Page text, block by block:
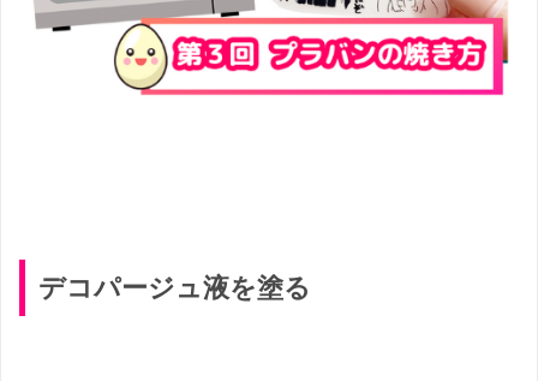
デコパージュ液を塗る